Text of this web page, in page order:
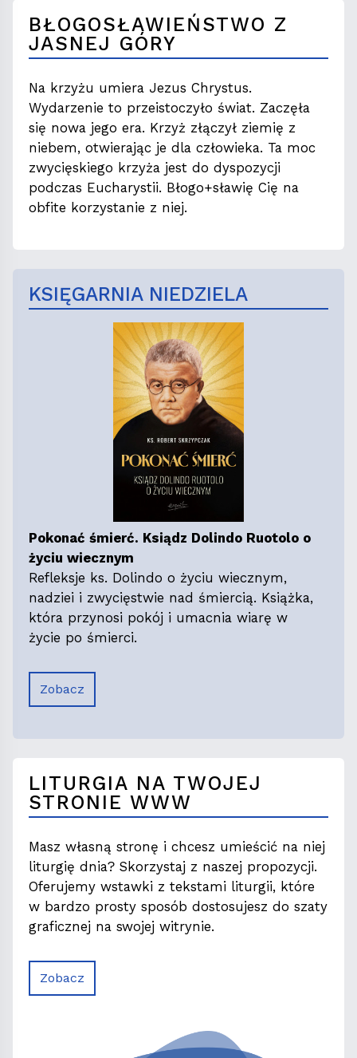
BŁOGOSŁAWIEŃSTWO Z
JASNEJ GÓRY
Na krzyżu umiera Jezus Chrystus.
Wydarzenie to przeistoczyło świat. Zaczęła
się nowa jego era. Krzyż złączył ziemię z
niebem, otwierając je dla człowieka. Ta moc
zwycięskiego krzyża jest do dyspozycji
podczas Eucharystii. Błogo+sławię Cię na
obfite korzystanie z niej.
KSIĘGARNIA NIEDZIELA
Pokonać śmierć. Ksiądz Dolindo Ruotolo o
życiu wiecznym
Refleksje ks. Dolindo o życiu wiecznym,
nadziei i zwycięstwie nad śmiercią. Książka,
która przynosi pokój i umacnia wiarę w
życie po śmierci.
Zobacz
LITURGIA NA TWOJEJ
STRONIE WWW
Masz własną stronę i chcesz umieścić na niej
liturgię dnia? Skorzystaj z naszej propozycji.
Oferujemy wstawki z tekstami liturgii, które
w bardzo prosty sposób dostosujesz do szaty
graficznej na swojej witrynie.
Zobacz